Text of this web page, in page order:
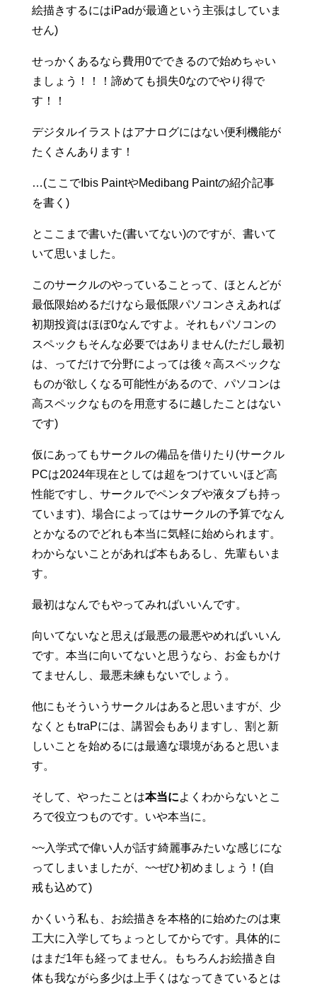
絵描きするにはiPadが最適という主張はしていま
せん)
せっかくあるなら費用0でできるので始めちゃい
ましょう！！！諦めても損失0なのでやり得で
す！！
デジタルイラストはアナログにはない便利機能が
たくさんあります！
…(ここでIbis PaintやMedibang Paintの紹介記事
を書く)
とここまで書いた(書いてない)のですが、書いて
いて思いました。
このサークルのやっていることって、ほとんどが
最低限始めるだけなら最低限パソコンさえあれば
初期投資はほぼ0なんですよ。それもパソコンの
スペックもそんな必要ではありません(ただし最初
は、ってだけで分野によっては後々高スペックな
ものが欲しくなる可能性があるので、パソコンは
高スペックなものを用意するに越したことはない
です)
仮にあってもサークルの備品を借りたり(サークル
PCは2024年現在としては超をつけていいほど高
性能ですし、サークルでペンタブや液タブも持っ
ています)、場合によってはサークルの予算でなん
とかなるのでどれも本当に気軽に始められます。
わからないことがあれば本もあるし、先輩もいま
す。
最初はなんでもやってみればいいんです。
向いてないなと思えば最悪の最悪やめればいいん
です。本当に向いてないと思うなら、お金もかけ
てませんし、最悪未練もないでしょう。
他にもそういうサークルはあると思いますが、少
なくともtraPには、講習会もありますし、割と新
しいことを始めるには最適な環境があると思いま
す。
そして、やったことは本当によくわからないとこ
ろで役立つものです。いや本当に。
~~入学式で偉い人が話す綺麗事みたいな感じにな
ってしまいましたが、~~ぜひ初めましょう！(自
戒も込めて)
かくいう私も、お絵描きを本格的に始めたのは東
工大に入学してちょっとしてからです。具体的に
はまだ1年も経ってません。もちろんお絵描き自
体も我ながら多少は上手くはなってきているとは